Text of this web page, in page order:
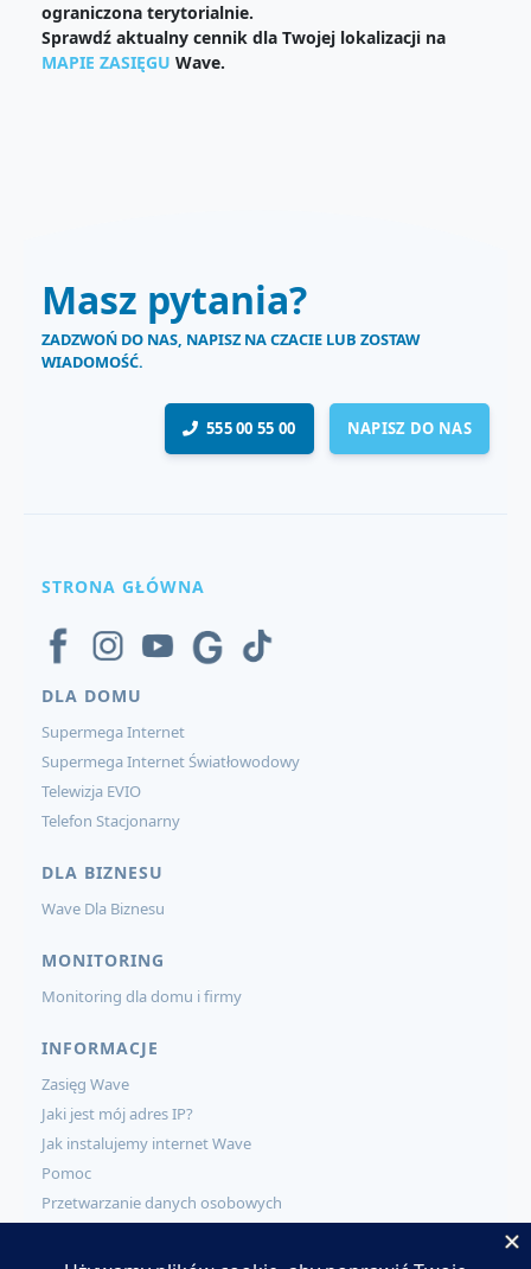
ograniczona terytorialnie.
Sprawdź aktualny cennik dla Twojej lokalizacji na
MAPIE ZASIĘGU Wave.
Masz pytania?
ZADZWOŃ DO NAS, NAPISZ NA CZACIE LUB ZOSTAW
WIADOMOŚĆ.
555 00 55 00 NAPISZ DO NAS
STRONA GŁÓWNA
DLA DOMU
Supermega Internet
Supermega Internet Światłowodowy
Telewizja EVIO
Telefon Stacjonarny
DLA BIZNESU
Wave Dla Biznesu
MONITORING
Monitoring dla domu i firmy
INFORMACJE
Zasięg Wave
Jaki jest mój adres IP?
Jak instalujemy internet Wave
Pomoc
Przetwarzanie danych osobowych